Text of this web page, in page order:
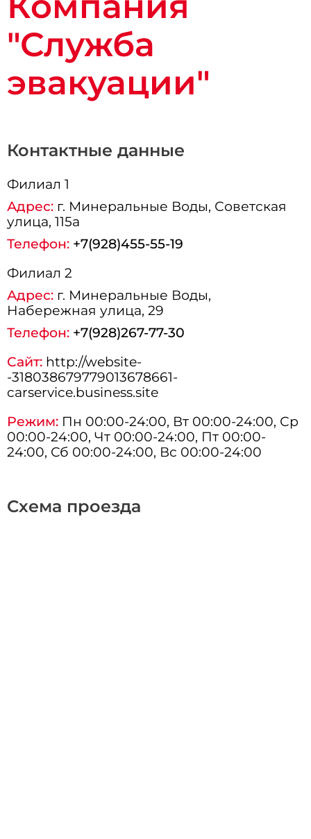
"Служба
эвакуации"
Схема проезда
Контактные данные
Филиал 1
Адрес: г. Минеральные Воды, Советская
улица, 115а
Телефон: +7(928)455-55-19
Филиал 2
Адрес: г. Минеральные Воды,
Набережная улица, 29
Телефон: +7(928)267-77-30
Сайт: http://website-
-318038679779013678661-
carservice.business.site
Режим: Пн 00:00-24:00, Вт 00:00-24:00, Ср
00:00-24:00, Чт 00:00-24:00, Пт 00:00-
24:00, Сб 00:00-24:00, Вс 00:00-24:00